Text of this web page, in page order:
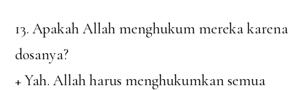
13. Apakah Allah menghukum mereka karena
dosanya?
+ Yah. Allah harus menghukumkan semua